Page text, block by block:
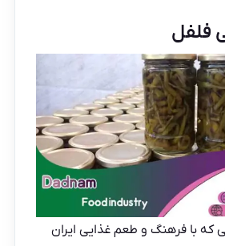
فلفل
که با فرهنگ و طعم غذایی ایران